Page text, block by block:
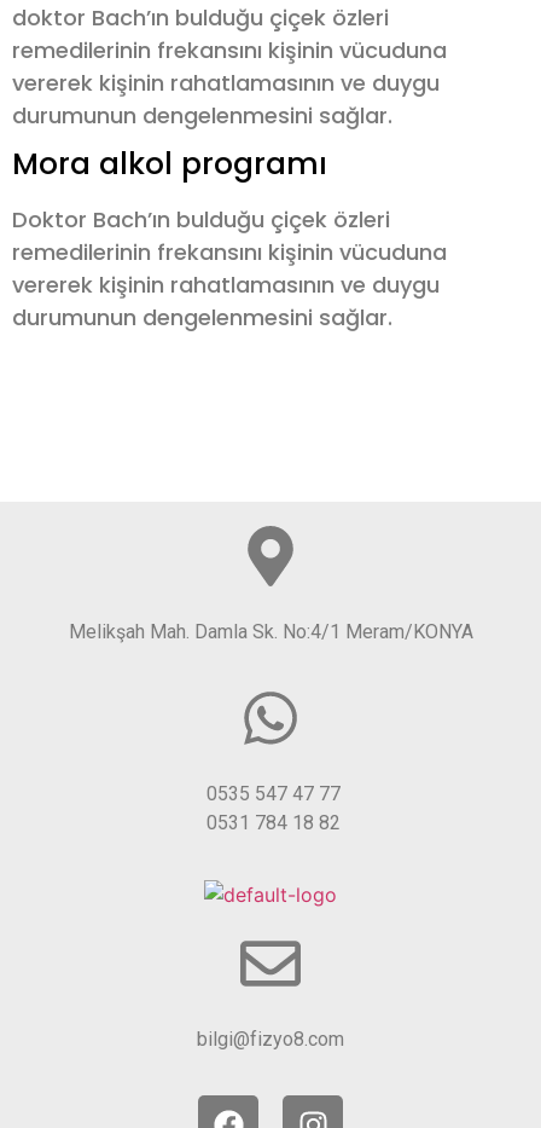
doktor Bach’ın bulduğu çiçek özleri
remedilerinin frekansını kişinin vücuduna
vererek kişinin rahatlamasının ve duygu
durumunun dengelenmesini sağlar.
Mora alkol programı
Doktor Bach’ın bulduğu çiçek özleri
remedilerinin frekansını kişinin vücuduna
vererek kişinin rahatlamasının ve duygu
durumunun dengelenmesini sağlar.
Melikşah Mah. Damla Sk. No:4/1 Meram/KONYA
0535 547 47 77
0531 784 18 82
bilgi@fizyo8.com